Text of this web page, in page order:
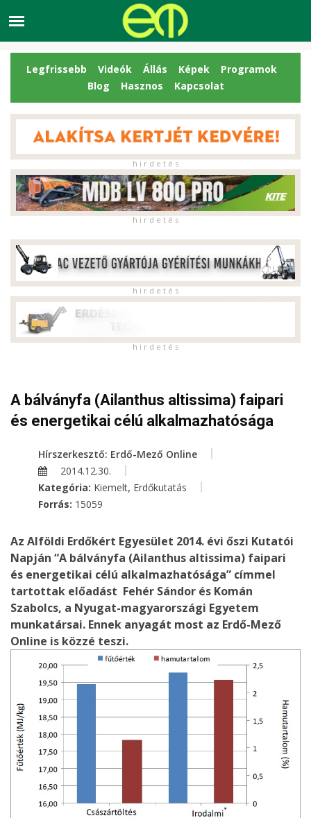
Legfrissebb Videók Állás Képek
Programok
Blog
Hasznos Kapcsolat
h i r d e t é s
h i r d e t é s
h i r d e t é s
h i r d e t é s
A bálványfa (Ailanthus altissima) faipari
és energetikai célú alkalmazhatósága
Hírszerkesztő: Erdő-Mező Online
2014.12.30.
Kategória: Kiemelt, Erdőkutatás
Forrás: 15059
Az Alföldi Erdőkért Egyesület 2014. évi őszi Kutatói
Napján “A bálványfa (Ailanthus altissima) faipari
és energetikai célú alkalmazhatósága” címmel
tartottak előadást Fehér Sándor és Komán
Szabolcs, a Nyugat-magyarországi Egyetem
munkatársai. Ennek anyagát most az Erdő-Mező
Online is közzé teszi.